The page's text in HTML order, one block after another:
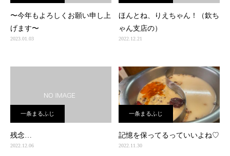
〜今年もよろしくお願い申し上
げます〜
2023.01.03
ほんとね、りえちゃん！（欽ち
ゃん支店の）
2022.12.21
一条まるふじ
残念…
2022.12.06
一条まるふじ
記憶を保ってるっていいよね♡
2022.11.30